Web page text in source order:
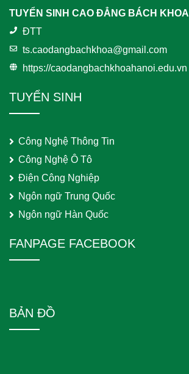
TUYỂN SINH CAO ĐẲNG BÁCH KHOA
ĐTT
ts.caodangbachkhoa@gmail.com
https://caodangbachkhoahanoi.edu.vn
TUYỂN SINH
Công Nghệ Thông Tin
Công Nghệ Ô Tô
Điện Công Nghiệp
Ngôn ngữ Trung Quốc
Ngôn ngữ Hàn Quốc
FANPAGE FACEBOOK
BẢN ĐỒ